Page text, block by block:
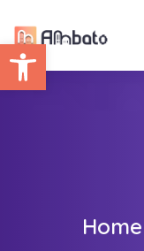
Abrir
Home